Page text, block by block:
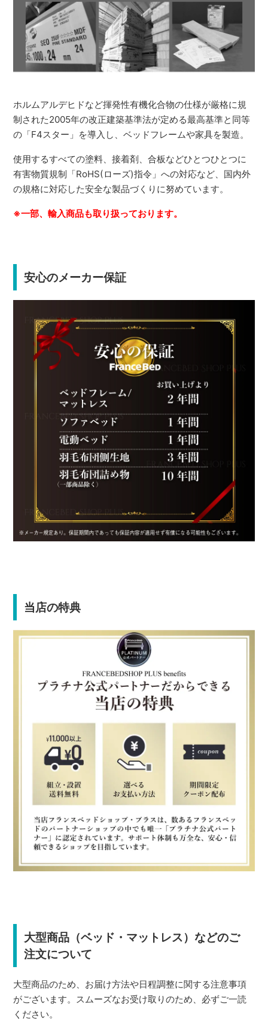
ホルムアルデヒドなど揮発性有機化合物の仕様が厳格に規
制された2005年の改正建築基準法が定める最高基準と同等
の「F4スター」を導入し、ベッドフレームや家具を製造。
使用するすべての塗料、接着剤、合板などひとつひとつに
有害物質規制「RoHS(ローズ)指令」への対応など、国内外
の規格に対応した安全な製品づくりに努めています。
※一部、輸入商品も取り扱っております。
安心のメーカー保証
当店の特典
大型商品（ベッド・マットレス）などのご
注文について
大型商品のため、お届け方法や日程調整に関する注意事項
がございます。スムーズなお受け取りのため、必ずご一読
ください。